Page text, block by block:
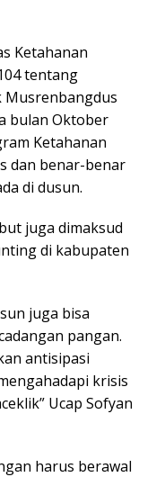
Ketahanan
tentang
Musrenbangdus
bulan Oktober
Ketahanan
dan benar-benar
di dusun.
juga dimaksud
di kabupaten
juga bisa
pangan.
antisipasi
krisis
Ucap Sofyan
harus berawal